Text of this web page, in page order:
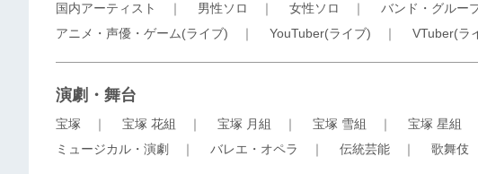
国内アーティスト ｜ 男性ソロ ｜ 女性ソロ ｜ バンド・グルー
アニメ・声優・ゲーム(ライブ) ｜ YouTuber(ライブ) ｜ VTuber(ラ
演劇・舞台
宝塚 ｜ 宝塚 花組 ｜ 宝塚 月組 ｜ 宝塚 雪組 ｜ 宝塚 星組
ミュージカル・演劇
｜ バレエ・オペラ ｜ 伝統芸能 ｜ 歌舞伎